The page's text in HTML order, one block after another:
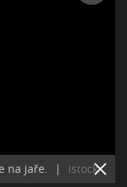
na jaře. | istock